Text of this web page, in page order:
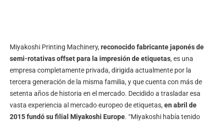
Miyakoshi Printing Machinery, reconocido fabricante japonés de
semi-rotativas offset para la impresión de etiquetas, es una
empresa completamente privada, dirigida actualmente por la
tercera generación de la misma familia, y que cuenta con más de
setenta años de historia en el mercado. Decidido a trasladar esa
vasta experiencia al mercado europeo de etiquetas, en abril de
2015 fundó su filial Miyakoshi Europe. “Miyakoshi había tenido